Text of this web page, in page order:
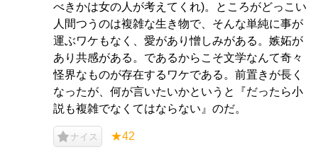
べきかは女の人が考えてくれ)。ところがどっこい
人間つうのは複雑な生き物で、そんな単純に事が
運ぶワケもなく、愛があり憎しみがある。嫉妬が
あり共感がある。であるからこそ文学なんて奇々
怪界なものが存在するワケである。前置きが長く
なったが、何が言いたいかというと『だったら小
説も複雑でなくてはならない』のだ。
ナイス ★42